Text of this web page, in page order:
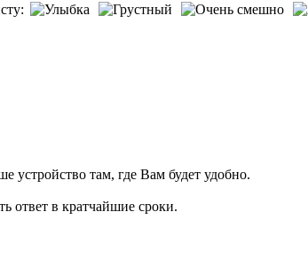
устройство там, где Вам будет удобно.
ответ в кратчайшие сроки.